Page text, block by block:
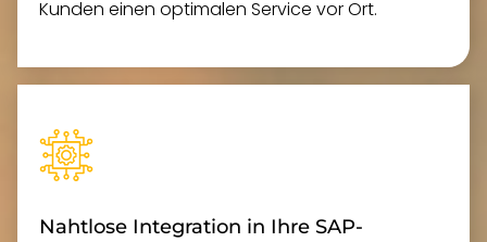
Kunden einen optimalen Service vor Ort.
Nahtlose Integration in Ihre SAP-